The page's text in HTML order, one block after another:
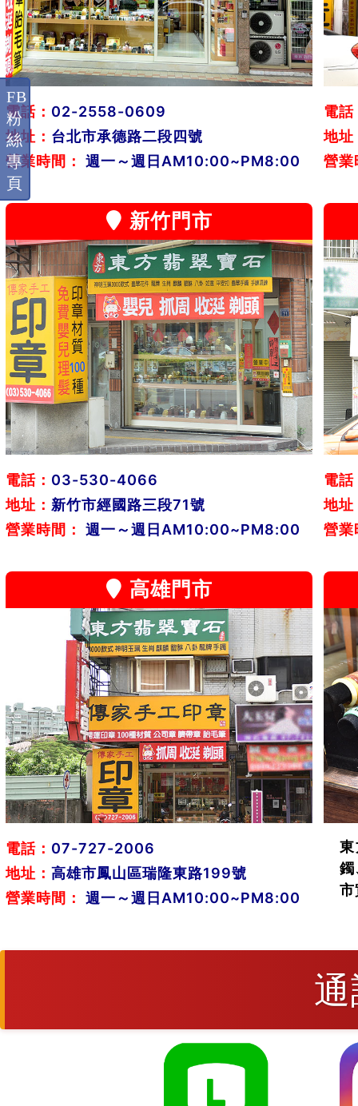
電話： 02-2558-0609
地址： 台北市承德路二段四號
營業時間：
週一～週日AM10:00~PM8:00
電話
地址
營業
新竹門市
電話： 03-530-4066
地址： 新竹市經國路三段71號
營業時間：
週一～週日AM10:00~PM8:00
電話
地址
營業
高雄門市
電話： 07-727-2006
地址： 高雄市鳳山區瑞隆東路199號
營業時間：
週一～週日AM10:00~PM8:00
鐲
市
FB
粉
絲
專
頁